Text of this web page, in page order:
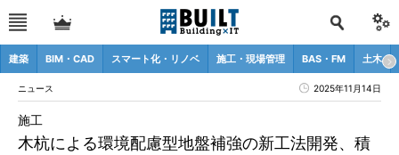
建築 BIM・CAD スマート化・リノベ 施工・現場管理 BAS・FM 土木
ニュース 2025年11月14日
木杭による環境配慮型地盤補強の新工法開発、積
施工